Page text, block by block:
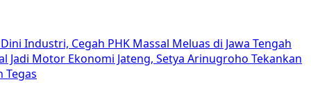
Industri, Cegah PHK Massal Meluas di Jawa Tengah
Jadi Motor Ekonomi Jateng, Setya Arinugroho Tekankan
Tegas